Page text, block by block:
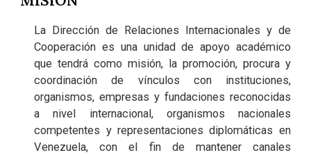
La Dirección de Relaciones Internacionales y de
Cooperación es una unidad de apoyo académico
que tendrá como misión, la promoción, procura y
coordinación de vínculos con instituciones,
organismos, empresas y fundaciones reconocidas
a nivel internacional, organismos nacionales
competentes y representaciones diplomáticas en
Venezuela, con el fin de mantener canales